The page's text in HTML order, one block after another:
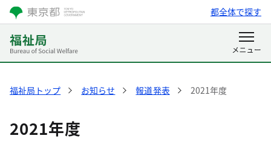
都全体で探す
福祉局トップ お知らせ 報道発表 2021年度
2021年度